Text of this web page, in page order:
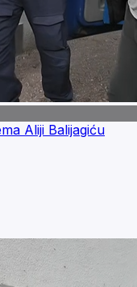
Aliji Balijagiću